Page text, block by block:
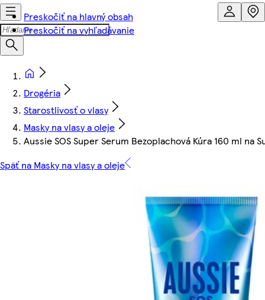
Preskočiť na hlavný obsah
Preskočiť na vyhľadávanie
Drogéria
Starostlivosť o vlasy
Masky na vlasy a oleje
Aussie SOS Super Serum Bezoplachová Kúra 160 ml na
Späť na Masky na vlasy a oleje